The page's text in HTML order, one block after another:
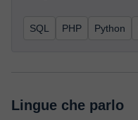
SQL PHP Python
Lingue che parlo